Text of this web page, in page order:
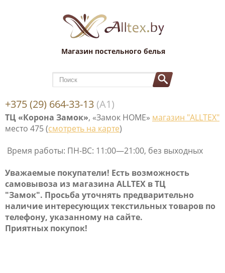
Магазин постельного белья
+375 (29) 664-33-13 (А1)
ТЦ «Корона Замок», «Замок НОМЕ» магазин "ALLTEX"
место 475 (смотреть на карте)
Время работы: ПН-ВС: 11:00—21:00, без выходных
Уважаемые покупатели! Есть возможность
самовывоза из магазина ALLTEX в ТЦ
"Замок". Просьба уточнять предварительно
наличие интересующих текстильных товаров по
телефону, указанному на сайте.
Приятных покупок!